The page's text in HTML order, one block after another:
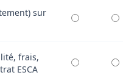
sur
frais,
ESCA